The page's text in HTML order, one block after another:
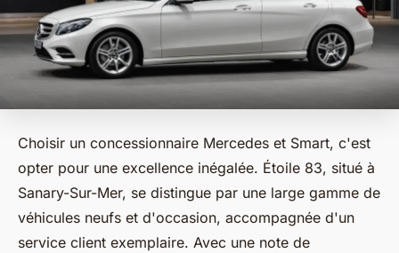
Choisir un concessionnaire Mercedes et Smart, c'est
opter pour une excellence inégalée. Étoile 83, situé à
Sanary-Sur-Mer, se distingue par une large gamme de
véhicules neufs et d'occasion, accompagnée d'un
service client exemplaire. Avec une note de